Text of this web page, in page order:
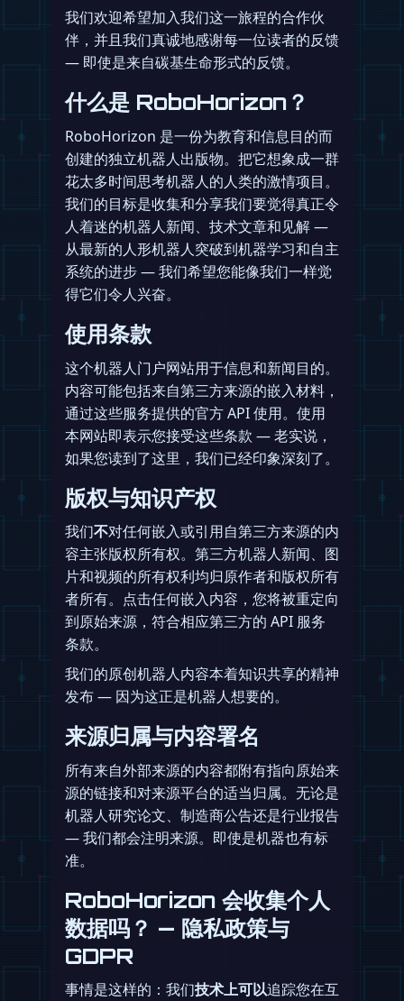
我们欢迎希望加入我们这一旅程的合作伙
伴，并且我们真诚地感谢每一位读者的反馈
— 即使是来自碳基生命形式的反馈。
什么是 RoboHorizon？
RoboHorizon 是一份为教育和信息目的而
创建的独立机器人出版物。把它想象成一群
花太多时间思考机器人的人类的激情项目。
我们的目标是收集和分享我们要觉得真正令
人着迷的机器人新闻、技术文章和见解 —
从最新的人形机器人突破到机器学习和自主
系统的进步 — 我们希望您能像我们一样觉
得它们令人兴奋。
使用条款
这个机器人门户网站用于信息和新闻目的。
内容可能包括来自第三方来源的嵌入材料，
通过这些服务提供的官方 API 使用。使用
本网站即表示您接受这些条款 — 老实说，
如果您读到了这里，我们已经印象深刻了。
版权与知识产权
我们不对任何嵌入或引用自第三方来源的内
容主张版权所有权。第三方机器人新闻、图
片和视频的所有权利均归原作者和版权所有
者所有。点击任何嵌入内容，您将被重定向
到原始来源，符合相应第三方的 API 服务
条款。
我们的原创机器人内容本着知识共享的精神
发布 — 因为这正是机器人想要的。
来源归属与内容署名
所有来自外部来源的内容都附有指向原始来
源的链接和对来源平台的适当归属。无论是
机器人研究论文、制造商公告还是行业报告
— 我们都会注明来源。即使是机器也有标
准。
RoboHorizon 会收集个人
数据吗？ — 隐私政策与
GDPR
事情是这样的：我们技术上可以追踪您在互